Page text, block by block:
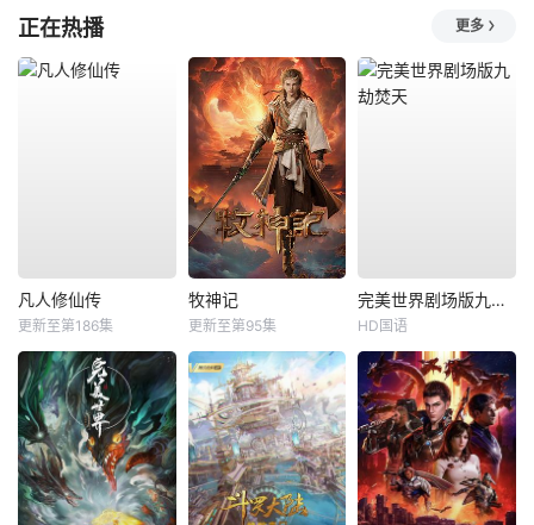
正在热播 更多
凡人修仙传
更新至第186集
牧神记
更新至第95集
完美世界剧场版九劫焚天
HD国语